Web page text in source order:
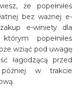
że popełniłeś
bez ważnej e-
e-winiety dla
popełniłeś
wziąć pod uwagę
łagodzącą przed
w trakcie